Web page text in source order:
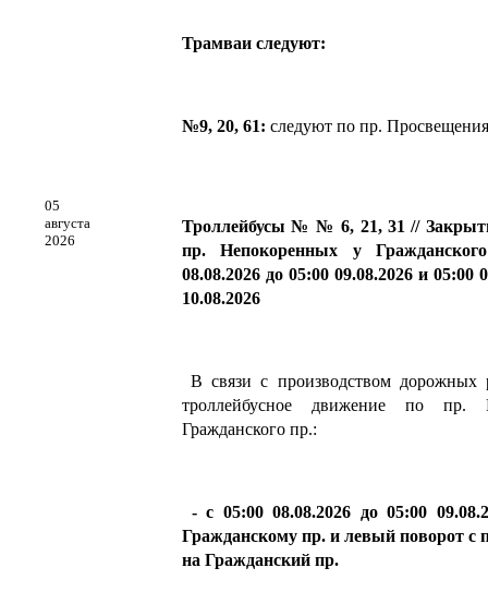
Трамваи следуют:
№9, 20, 61: следуют по пр.
05
августа
2026
Троллейбусы № № 6, 21, 31 //
пр. Непокоренных у
08.08.2026 до 05:00 09.08.2026 и 05:00
10.08.2026
В связи с производством дорожных
троллейбусное движение по пр.
Гражданского пр.:
- с 05:00 08.08.2026 до 05:00
Гражданскому пр. и левый поворот с
на Гражданский пр.